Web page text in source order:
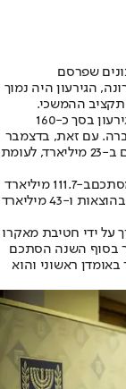
כך עולה מנתונים שפרסם
הגירעון היה נמוך
התקציב ההמשכי.
בפעילותה התקציבית של הממשלה בשנה זו נמדד גירעון בסך כ-160
בשנה שעברה. עם זאת, בדצמבר
האחרון הפער הצטמצם דרמטית כשהגירעון הסתכם ב-23 מיליארד, לעומת
ב-111.7 מיליארד
נתון המורכב מגידול של כ-68 מיליארד שקל בהוצאות ו-43 מיליארד
על ידי חטיבת מאקרו
בסוף השנה הסתכם
כ-3.7% בתום 2019. מדובר באומדן ראשוני והוא